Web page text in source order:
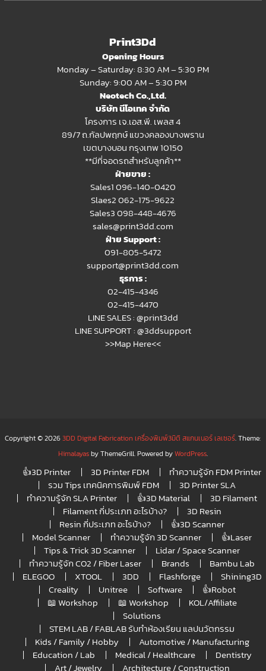
Print3Dd
Opening Hours
Monday – Saturday: 8:30 AM – 5:30 PM
Sunday: 9:00 AM – 5:30 PM
Neotech Co.,Ltd.
บริษัท นีโอเทค จำกัด
โครงการ เจ.เอส.พี. เพลส 4
89/7 ถ.กัลปพฤกษ์ แขวงคลองบางพราน
เขตบางบอน กรุงเทพ 10150
**มีที่จอดรถสำหรับลูกค้า**
ฝ่ายขาย :
Sales1 096-140-0420
Slaes2062-175-9622
Sales3 098-448-4676
sales@print3dd.com
ฝ่าย Support :
091-805-5472
support@print3dd.com
ธุรการ :
02-415-4346
02-415-4470
LINE SALES :@print3dd
LINE SUPPORT :@3ddsupport
>>Map Here<<
Copyright © 20263DD Digital Fabrication เครื่องพิมพ์3มิติ สแกนเนอร์ เลเซอร์. Theme:
Himalayasby ThemeGrill. Powered byWordPress.
👍3D Printer 3D Printer FDM
ทำความรู้จัก FDM Printer
รวม Tips เทคนิคการพิมพ์ FDM
3D Printer SLA
ทำความรู้จัก SLA Printer
👍3D Material
3D Filament
Filament กี่ประเภท อะไรบ้าง?
3D Resin
Resin กี่ประเภท อะไรบ้าง?
👍3D Scanner
Model Scanner
ทำความรู้จัก 3D Scanner
👍Laser
Tips & Trick 3D Scanner
Lidar / Space Scanner
ทำความรู้จัก CO2 / Fiber Laser
Brands
Bambu Lab
ELEGOO
XTOOL 3DD Flashforge
Shining3D
Creality
Unitree Software
👍Robot
📖 Workshop
📖 Workshop
KOL/Affiliate
Solutions
STEM LAB / FABLAB รับทำห้องเรียน แลปนวัตกรรม
Kids / Family / Hobby
Automotive / Manufacturing
Education / Lab
Medical / Healthcare
Dentistry
Art / Jewelry
Architecture / Construction